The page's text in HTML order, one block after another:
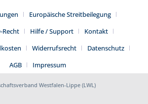
Europäische Streitbeilegung
Recht
Hilfe / Support
Kontakt
Widerrufsrecht
Datenschutz
AGB
Impressum
Westfalen-Lippe (LWL)